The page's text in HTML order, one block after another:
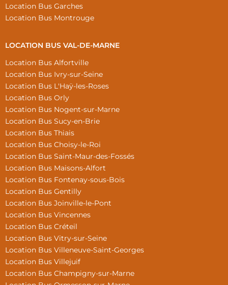
Location Bus Garches
Location Bus Montrouge
LOCATION BUS VAL-DE-MARNE
Location Bus Alfortville
Location Bus Ivry-sur-Seine
Location Bus L'Haÿ-les-Roses
Location Bus Orly
Location Bus Nogent-sur-Marne
Location Bus Sucy-en-Brie
Location Bus Thiais
Location Bus Choisy-le-Roi
Location Bus Saint-Maur-des-Fossés
Location Bus Maisons-Alfort
Location Bus Fontenay-sous-Bois
Location Bus Gentilly
Location Bus Joinville-le-Pont
Location Bus Vincennes
Location Bus Créteil
Location Bus Vitry-sur-Seine
Location Bus Villeneuve-Saint-Georges
Location Bus Villejuif
Location Bus Champigny-sur-Marne